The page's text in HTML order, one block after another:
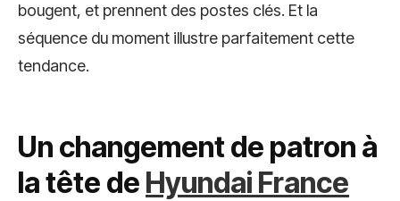
bougent, et prennent des postes clés. Et la
séquence du moment illustre parfaitement cette
tendance.
Un changement de patron à
la tête de Hyundai France